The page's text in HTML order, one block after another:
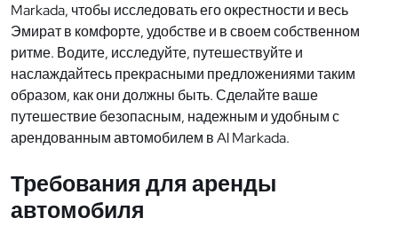
Markada, чтобы исследовать его окрестности и весь
Эмират в комфорте, удобстве и в своем собственном
ритме. Водите, исследуйте, путешествуйте и
наслаждайтесь прекрасными предложениями таким
образом, как они должны быть. Сделайте ваше
путешествие безопасным, надежным и удобным с
арендованным автомобилем в Al Markada.
Требования для аренды
автомобиля